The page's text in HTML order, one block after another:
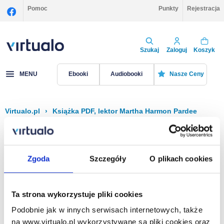
Zgoda Szczegóły O plikach cookies
Ta strona wykorzystuje pliki cookies
Podobnie jak w innych serwisach internetowych, także
na www.virtualo.pl wykorzystywane są pliki cookies oraz
Pomoc Punkty Rejestracja
Szukaj Zaloguj Koszyk
MENU Ebooki Audiobooki Nasze Ceny
Virtualo.pl › Książka PDF, lektor Martha Harmon Pardee
Filtruj Sortuj
Na stronie